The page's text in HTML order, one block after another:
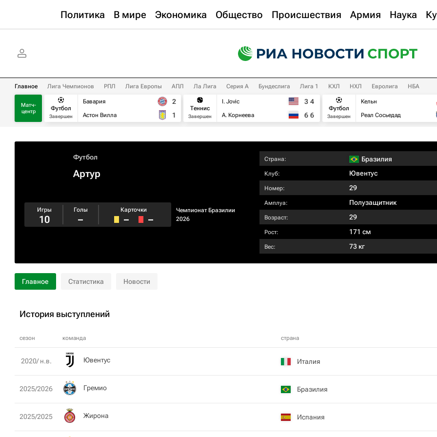
Политика В мире Экономика Общество Происшествия Армия Наука
Главное Лига Чемпионов РПЛ Лига Европы АПЛ Ла Лига Серия А Бундеслига Лига 1 КХЛ НХЛ Евролига НБА
Матч-
центр
Футбол
Завершен
Бавария
Астон Вилла
2
1
Теннис
Завершен
I. Jovic
А. Корнеева
3 4
6 6
Футбол
Завершен
Кельн
Реал Сосьедад
Футбол
Артур
Чемпионат Бразилии
2026
Игры
10
Голы
–
Карточки
– –
Страна: Бразилия
Клуб: Ювентус
Номер: 29
Амплуа: Полузащитник
Возраст: 29
Рост: 171 см
Вес: 73 кг
Главное Статистика Новости
История выступлений
сезон команда страна
2020/ н.в. Ювентус Италия
2025/2026 Гремио Бразилия
2025/2025 Жирона Испания